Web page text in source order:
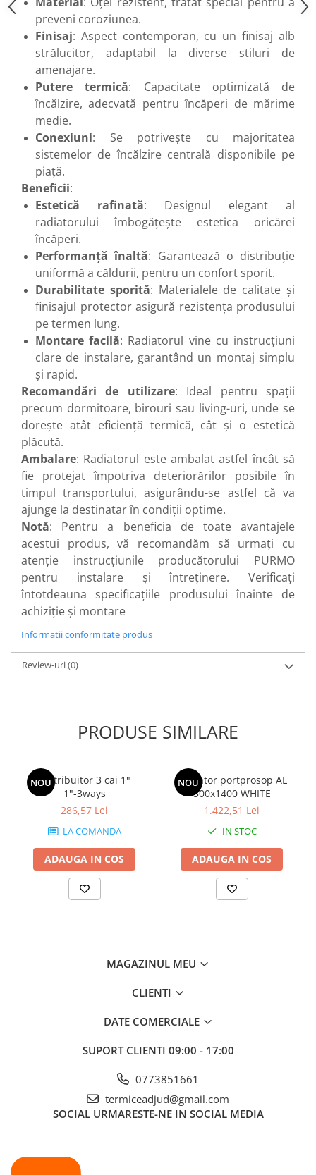
Robineti radiator
Accesorii robineti
Robineti tip fluture
Pompe
Pompe de circulatie
Pompe submersibile
Hidrofoare
Accesorii pompe
Vase de expansiune
Vase de expansiune pentru
Vase de expansiune pentru
instalatii sanitare
Vas de expansiune pentru hidrofor
Accesorii montaj vase de
expansiune
Termostate si controlere
Termostate de camera
Accesorii
Cleme de fixare si coliere
Accesorii de montaj
Substante intretinere instalatii
Accesorii instalatii termice
Distribuitoare
Filtre apa
Baterii
Baterii instant
Baterii sanitare
Filtre apa potabila
Sanitare
Accesorii baie
Cabine de dus
Sifoane si rigole
preveni coroziunea.
Finisaj: Aspect contemporan, cu un finisaj alb
strălucitor, adaptabil la diverse stiluri de
amenajare.
Putere termică: Capacitate optimizată de
încălzire, adecvată pentru încăperi de mărime
medie.
Conexiuni: Se potrivește cu majoritatea
sistemelor de încălzire centrală disponibile pe
piață.
Beneficii:
Estetică rafinată: Designul elegant al
radiatorului îmbogățește estetica oricărei
încăperi.
Performanță înaltă: Garantează o distribuție
uniformă a căldurii, pentru un confort sporit.
Durabilitate sporită: Materialele de calitate și
finisajul protector asigură rezistența produsului
pe termen lung.
Montare facilă: Radiatorul vine cu instrucțiuni
clare de instalare, garantând un montaj simplu
și rapid.
Recomandări de utilizare: Ideal pentru spații
precum dormitoare, birouri sau living-uri, unde se
dorește atât eficiență termică, cât și o estetică
plăcută.
Ambalare: Radiatorul este ambalat astfel încât să
fie protejat împotriva deteriorărilor posibile în
timpul transportului, asigurându-se astfel că va
ajunge la destinatar în condiții optime.
Notă: Pentru a beneficia de toate avantajele
acestui produs, vă recomandăm să urmați cu
atenție instrucțiunile producătorului PURMO
pentru instalare și întreținere. Verificați
întotdeauna specificațiile produsului înainte de
achiziție și montare
Informatii conformitate produs
Review-uri(0)
PRODUSE SIMILARE
NOU
Distribuitor 3 cai 1"
1"-3ways
286,57 Lei
LA COMANDA
ADAUGA IN COS
NOU
Radiator portprosop AL
500x1400 WHITE
1.422,51 Lei
IN STOC
ADAUGA IN COS
MAGAZINUL MEU
CLIENTI
DATE COMERCIALE
SUPORT CLIENTI 09:00 - 17:00
0773851661
termiceadjud@gmail.com
SOCIAL URMARESTE-NE IN SOCIAL MEDIA